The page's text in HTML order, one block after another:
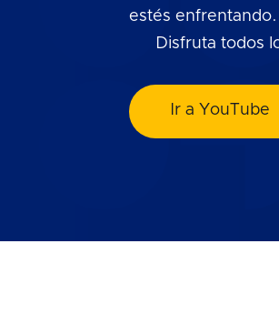
estés enfrentando.
Disfruta todos
Ir a YouTube